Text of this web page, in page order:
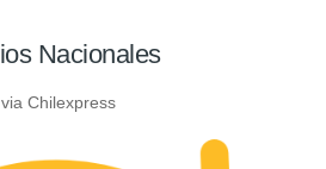
Nacionales
via Chilexpress